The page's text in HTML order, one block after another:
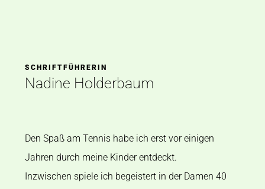
SCHRIFTFÜHRERIN
Nadine Holderbaum
Den Spaß am Tennis habe ich erst vor einigen
Jahren durch meine Kinder entdeckt.
Inzwischen spiele ich begeistert in der Damen 40